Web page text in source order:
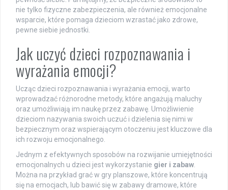
nie tylko fizyczne zabezpieczenia, ale również emocjonalne
wsparcie, które pomaga dzieciom wzrastać jako zdrowe,
pewne siebie jednostki.
Jak uczyć dzieci rozpoznawania i
wyrażania emocji?
Ucząc dzieci rozpoznawania i wyrażania emocji, warto
wprowadzać różnorodne metody, które angażują maluchy
oraz umożliwiają im naukę przez zabawę. Umożliwienie
dzieciom nazywania swoich uczuć i dzielenia się nimi w
bezpiecznym oraz wspierającym otoczeniu jest kluczowe dla
ich rozwoju emocjonalnego.
Jednym z efektywnych sposobów na rozwijanie umiejętności
emocjonalnych u dzieci jest wykorzystanie gier i zabaw.
Można na przykład grać w gry planszowe, które koncentrują
się na emocjach, lub bawić się w zabawy dramowe, które